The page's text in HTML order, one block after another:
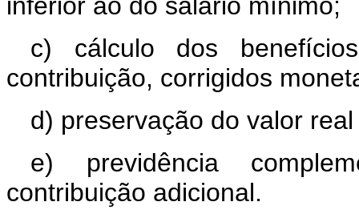
c) cálculo dos
contribuição, corrigidos
d) preservação do valor
e) previdência
contribuição adicional.